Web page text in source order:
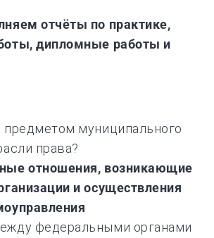
отчёты по практике,
дипломные работы и
предметом муниципального
права?
отношения, возникающие
и осуществления
федеральными органами